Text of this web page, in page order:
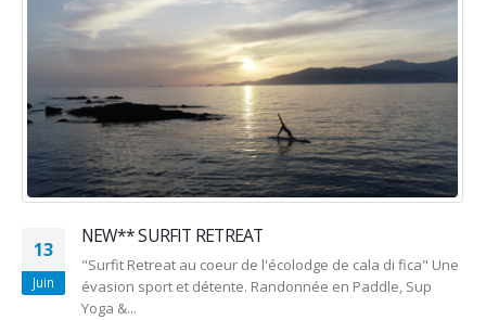
13
Juin
NEW** SURFIT RETREAT
"Surfit Retreat au coeur de l'écolodge de cala di fica" Une
évasion sport et détente. Randonnée en Paddle, Sup
Yoga &...